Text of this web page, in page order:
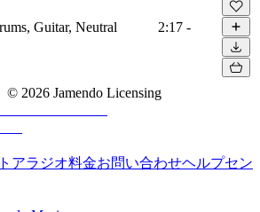
Guitar, Neutral 2:17 -
© 2026 Jamendo Licensing
アラジオ料金お問い合わせヘルプセン